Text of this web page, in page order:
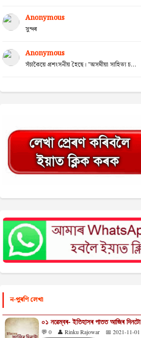
Anonymous
সুন্দৰ
Anonymous
সঁচাকৈয়ে প্ৰশংসনীয় হৈছে। "অসমীয়া সাহিত্য চ...
ন-পুৰণি লেখা
০১ নৱেম্বৰ- ইতিহাসৰ পাতত আজিৰ দিনটো
💬 0 👤 Rinku Rajowar
📅 2021-11-01